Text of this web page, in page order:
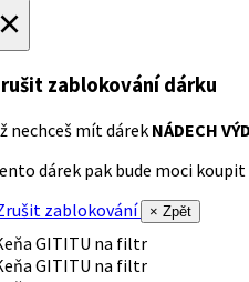
zablokování dárku
nechceš mít dárek NÁDECH
dárek pak bude moci
zablokování
× Zpět